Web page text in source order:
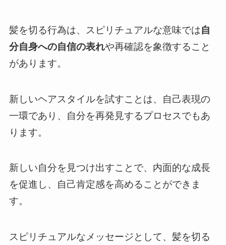
髪を切る行為は、スピリチュアルな意味では自
分自身への自信の表れや再確認を象徴すること
があります。
新しいヘアスタイルを試すことは、自己表現の
一環であり、自分を再発見するプロセスでもあ
ります。
新しい自分を見つけ出すことで、内面的な成長
を促進し、自己肯定感を高めることができま
す。
スピリチュアルなメッセージとして、髪を切る